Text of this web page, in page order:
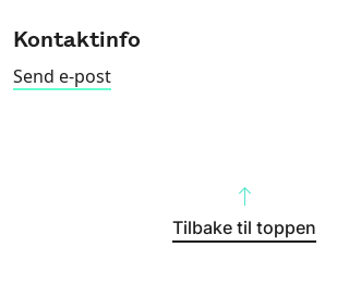
Kontaktinfo
Send e-post
Tilbake til toppen